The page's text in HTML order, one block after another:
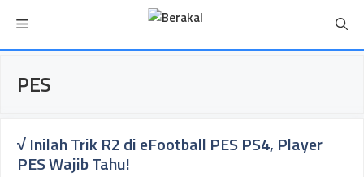
isi
Menu
PES
√ Inilah Trik R2 di eFootball PES PS4, Player
PES Wajib Tahu!